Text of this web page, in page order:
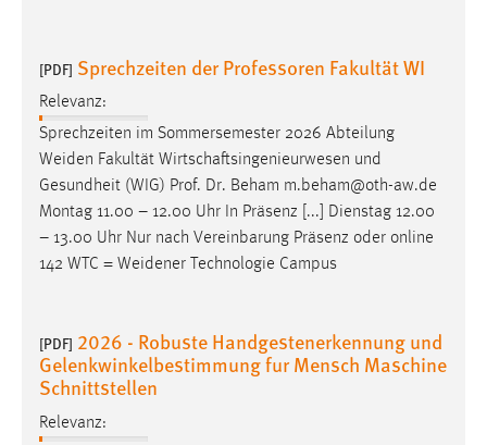
[PDF] Sprechzeiten der Professoren Fakultät WI
Relevanz:
Sprechzeiten im Sommersemester 2026 Abteilung
Weiden Fakultät Wirtschaftsingenieurwesen und
Gesundheit (WIG) Prof. Dr. Beham m.beham@oth-aw.de
Montag 11.00 – 12.00 Uhr In Präsenz [...] Dienstag 12.00
– 13.00 Uhr Nur nach Vereinbarung Präsenz oder online
142 WTC = Weidener Technologie Campus
[PDF] 2026 - Robuste Handgestenerkennung und
Gelenkwinkelbestimmung fur Mensch Maschine
Schnittstellen
Relevanz: